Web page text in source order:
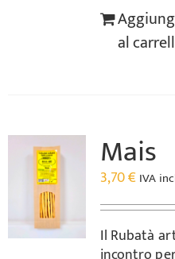
al
Mais
3,70€ IVA
Il Rubatà